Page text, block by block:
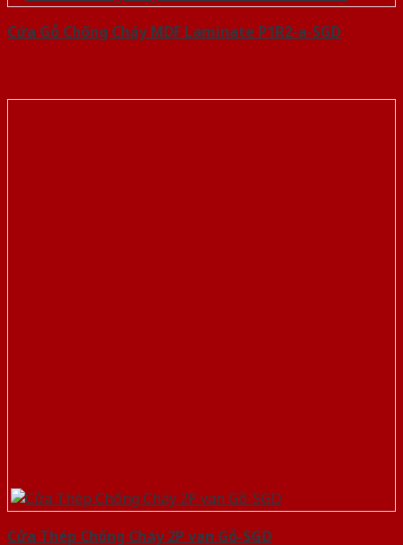
Cửa Gỗ Chống Cháy MDF Laminate P1R2-a-SGD
Cửa Thép Chống Cháy 2P van Gỗ-SGD